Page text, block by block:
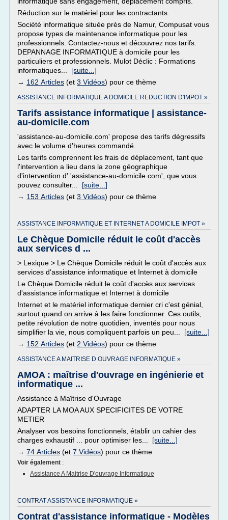
Réduction sur le matériel pour les contractants.
Société informatique située près de Namur, Compusat vous
propose types de maintenance informatique pour les
professionnels. Contactez-nous et découvrez nos tarifs.
DEPANNAGE INFORMATIQUE à domicile pour les
particuliers et professionnels. Mulot Déclic : Formations
informatiques... [suite...]
→ 162 Articles (et 3 Vidéos) pour ce thème
ASSISTANCE INFORMATIQUE A DOMICILE REDUCTION D'IMPOT »
Tarifs assistance informatique | assistance-
au-domicile.com
'assistance-au-domicile.com' propose des tarifs dégressifs
avec le volume d'heures commandé.
Les tarifs comprennent les frais de déplacement, tant que
l'intervention a lieu dans la zone géographique
d'intervention d' 'assistance-au-domicile.com', que vous
pouvez consulter... [suite...]
→ 153 Articles (et 3 Vidéos) pour ce thème
ASSISTANCE INFORMATIQUE ET INTERNET A DOMICILE IMPOT »
Le Chèque Domicile réduit le coût d'accès
aux services d ...
> Lexique > Le Chèque Domicile réduit le coût d'accès aux
services d'assistance informatique et Internet à domicile
Le Chèque Domicile réduit le coût d'accès aux services
d'assistance informatique et Internet à domicile
Internet et le matériel informatique dernier cri c'est génial,
surtout quand on arrive à les faire fonctionner. Ces outils,
petite révolution de notre quotidien, inventés pour nous
simplifier la vie, nous compliquent parfois un peu... [suite...]
→ 152 Articles (et 2 Vidéos) pour ce thème
ASSISTANCE A MAITRISE D OUVRAGE INFORMATIQUE »
AMOA : maîtrise d'ouvrage en ingénierie et
informatique ...
Assistance à Maîtrise d'Ouvrage
ADAPTER LA MOA AUX SPECIFICITES DE VOTRE
METIER
Analyser vos besoins fonctionnels, établir un cahier des
charges exhaustif ... pour optimiser les... [suite...]
→ 74 Articles (et 7 Vidéos) pour ce thème
Voir également :
Assistance A Maitrise D'ouvrage Informatique
CONTRAT ASSISTANCE INFORMATIQUE »
Contrat d'assistance informatique - Modèles